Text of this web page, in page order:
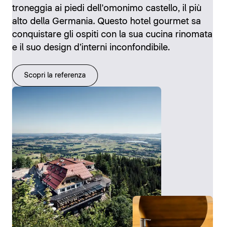
troneggia ai piedi dell’omonimo castello, il più
alto della Germania. Questo hotel gourmet sa
conquistare gli ospiti con la sua cucina rinomata
e il suo design d’interni inconfondibile.
Scopri la referenza